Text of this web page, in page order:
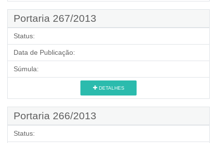
Portaria 267/2013
Status:
Data de Publicação:
Súmula:
DETALHES
Portaria 266/2013
Status: